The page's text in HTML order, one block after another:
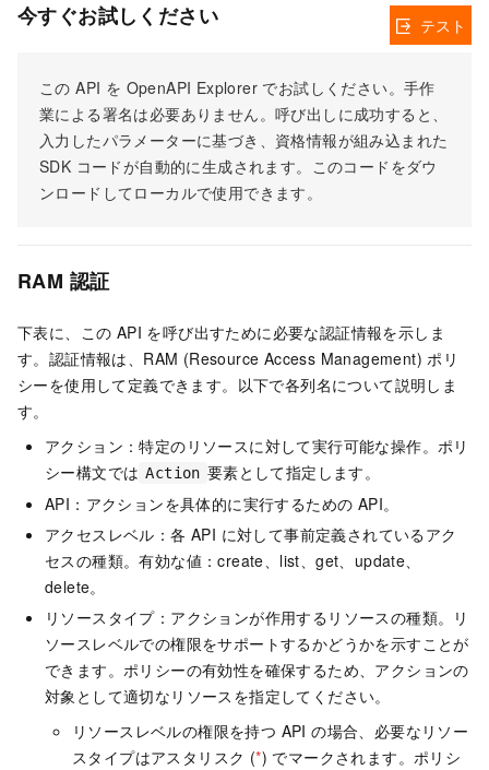
今すぐお試しください
この API を OpenAPI Explorer でお試しください。手作
業による署名は必要ありません。呼び出しに成功すると、
入力したパラメーターに基づき、資格情報が組み込まれた
SDK コードが自動的に生成されます。このコードをダウ
ンロードしてローカルで使用できます。
テスト
RAM 認証
下表に、この API を呼び出すために必要な認証情報を示しま
す。認証情報は、RAM (Resource Access Management) ポリ
シーを使用して定義できます。以下で各列名について説明しま
す。
アクション：特定のリソースに対して実行可能な操作。ポリ
シー構文では Action 要素として指定します。
API：アクションを具体的に実行するための API。
アクセスレベル：各 API に対して事前定義されているアク
セスの種類。有効な値：create、list、get、update、
delete。
リソースタイプ：アクションが作用するリソースの種類。リ
ソースレベルでの権限をサポートするかどうかを示すことが
できます。ポリシーの有効性を確保するため、アクションの
対象として適切なリソースを指定してください。
リソースレベルの権限を持つ API の場合、必要なリソー
スタイプはアスタリスク (*) でマークされます。ポリシ